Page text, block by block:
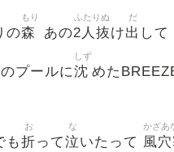
の森
もり
あの2人抜
ふたりぬ
け出
だ
して
のプールに沈
しず
めた
も折
お
って泣
な
いたって 風
かざあ